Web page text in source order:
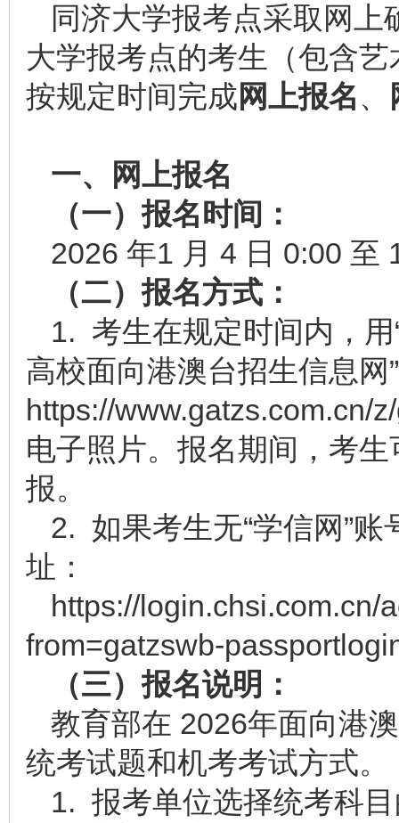
同济大学报考点采取网
大学报考点的考生（包含
按规定时间完成 网上报名、
一、网上报名
（一）报名时间：
2026 年1 月 4 日 0:00 至
（二）报名方式：
1. 考生在规定时间内，用
高校面向港澳台招生信息网
https://www.gatzs.com.cn/
电子照片。报名期间，考
报。
2. 如果考生无“学信网”
址：
https://login.chsi.com.cn/
from=gatzswb-
（三）报名说明：
教育部在 2026年面向港
统考试题和机考考试方式。
1. 报考单位选择统考科